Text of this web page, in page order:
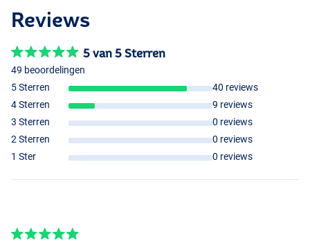
Reviews
5 van 5 Sterren
49 beoordelingen
5 Sterren
40 reviews
4 Sterren
9 reviews
3 Sterren
0 reviews
2 Sterren
0 reviews
1 Ster
0 reviews